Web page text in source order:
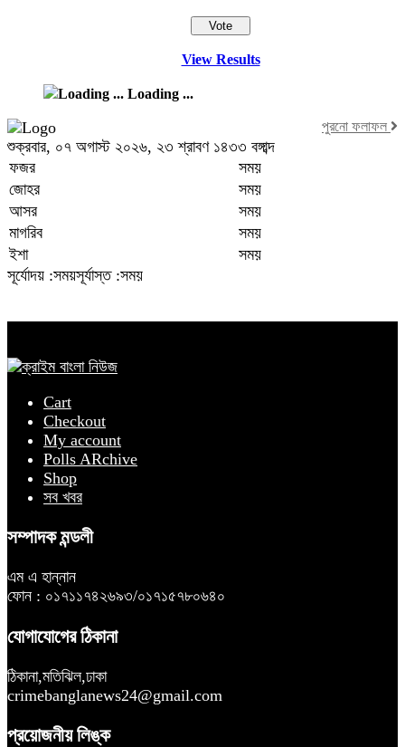
View Results
Loading ...
পুরনো ফলাফল
শুক্রবার, ০৭ অগাস্ট ২০২৬, ২৩ শ্রাবণ ১৪৩৩ বঙ্গাব্দ
ফজর
সময়
জোহর
সময়
আসর
সময়
মাগরিব
সময়
ইশা
সময়
সূর্যোদয় :সময়সূর্যাস্ত :সময়
Cart
Checkout
My account
Polls ARchive
Shop
সব খবর
সম্পাদক মন্ডলী
এম এ হান্নান
ফোন : ০১৭১১৭৪২৬৯৩/০১৭১৫৭৮০৬৪০
যোগাযোগের ঠিকানা
ঠিকানা,মতিঝিল,ঢাকা
crimebanglanews24@gmail.com
প্রয়োজনীয় লিঙ্ক